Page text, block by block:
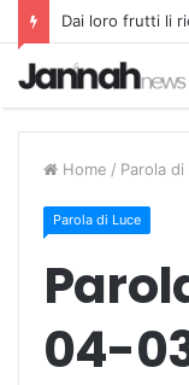
Dai loro frutti li
Home / Parola di
Parola di Luce
04-